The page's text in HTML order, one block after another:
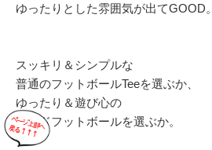
ゆったりとした雰囲気が出てGOOD。
スッキリ＆シンプルな
普通のフットボールTeeを選ぶか、
ゆったり＆遊び心の
ワイドフットボールを選ぶか。